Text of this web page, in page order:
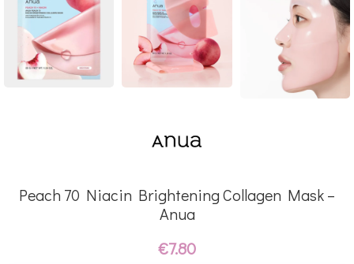
Peach 70 Niacin Brightening Collagen Mask –
Anua
€7.80